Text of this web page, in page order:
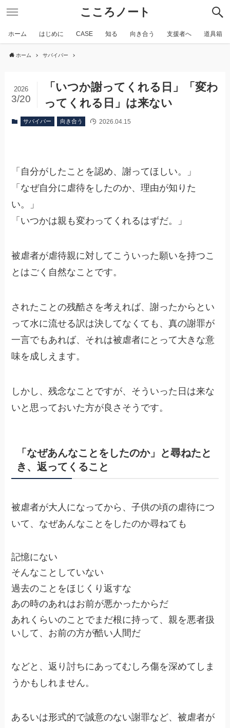
こころノート
ホーム はじめに CASE 知る 向き合う 支援者へ 道具箱
ホーム サバイバー
「いつか謝ってくれる日」「変わ
ってくれる日」は来ない
2026
3/20
サバイバー 向き合う 2026.04.15
「自分がしたことを認め、謝ってほしい。」
「なぜ自分に虐待をしたのか、理由が知りた
い。」
「いつかは親も変わってくれるはずだ。」
被虐者が虐待親に対してこういった願いを持つこ
とはごく自然なことです。
されたことの残酷さを考えれば、謝ったからとい
って水に流せる訳は決してなくても、真の謝罪が
一言でもあれば、それは被虐者にとって大きな意
味を成しえます。
しかし、残念なことですが、そういった日は来な
いと思っておいた方が良さそうです。
「なぜあんなことをしたのか」と尋ねたと
き、返ってくること
被虐者が大人になってから、子供の頃の虐待につ
いて、なぜあんなことをしたのか尋ねても
記憶にない
そんなことしていない
過去のことをほじくり返すな
あの時のあれはお前が悪かったからだ
あれくらいのことでまだ根に持って、親を悪者扱
いして、お前の方が酷い人間だ
などと、返り討ちにあってむしろ傷を深めてしま
うかもしれません。
あるいは形式的で誠意のない謝罪など、被虐者が